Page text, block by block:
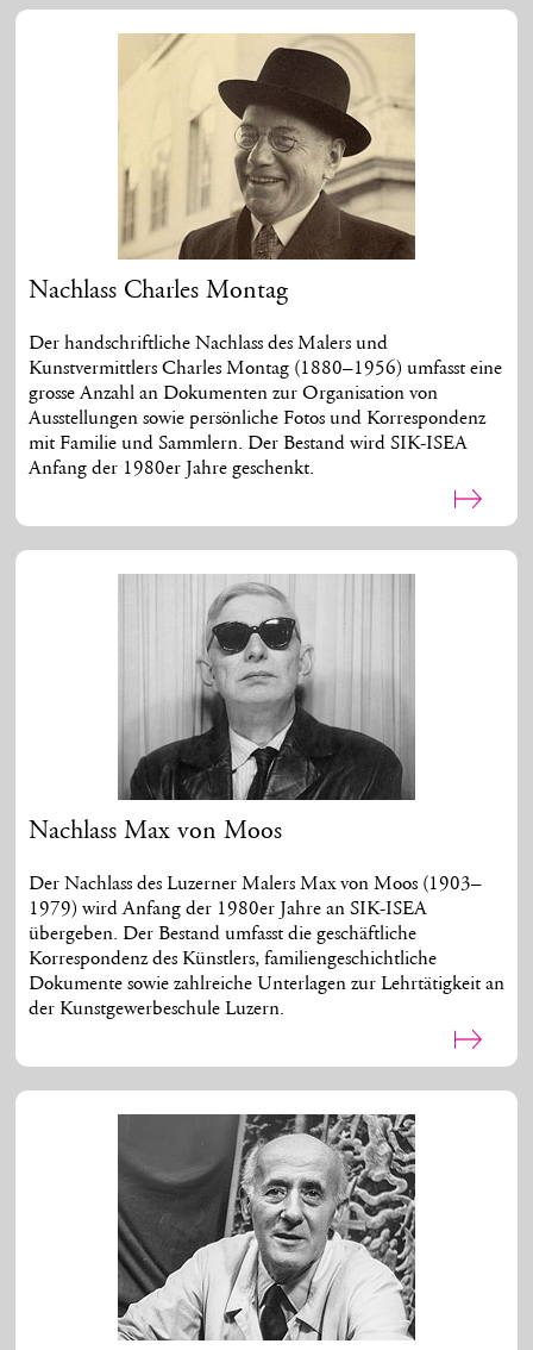
Nachlass Charles Montag
Der handschriftliche Nachlass des Malers und
Kunstvermittlers Charles Montag (1880–1956) umfasst eine
grosse Anzahl an Dokumenten zur Organisation von
Ausstellungen sowie persönliche Fotos und Korrespondenz
mit Familie und Sammlern. Der Bestand wird SIK-ISEA
Anfang der 1980er Jahre geschenkt.
Nachlass Max von Moos
Der Nachlass des Luzerner Malers Max von Moos (1903–
1979) wird Anfang der 1980er Jahre an SIK-ISEA
übergeben. Der Bestand umfasst die geschäftliche
Korrespondenz des Künstlers, familiengeschichtliche
Dokumente sowie zahlreiche Unterlagen zur Lehrtätigkeit an
der Kunstgewerbeschule Luzern.